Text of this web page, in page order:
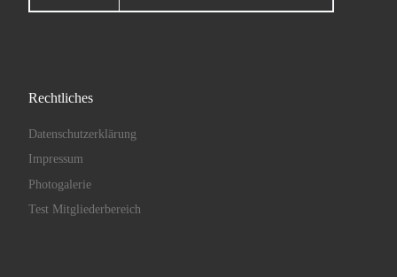
Rechtliches
Datenschutzerklärung
Impressum
Photogalerie
Test Mitgliederbereich